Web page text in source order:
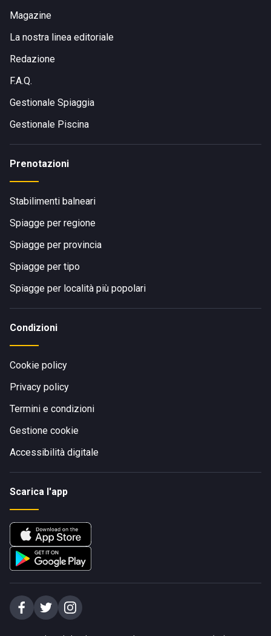
Magazine
La nostra linea editoriale
Redazione
F.A.Q.
Gestionale Spiaggia
Gestionale Piscina
Prenotazioni
Stabilimenti balneari
Spiagge per regione
Spiagge per provincia
Spiagge per tipo
Spiagge per località più popolari
Condizioni
Cookie policy
Privacy policy
Termini e condizioni
Gestione cookie
Accessibilità digitale
Scarica l'app